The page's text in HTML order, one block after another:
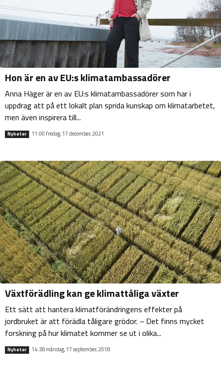
Hon är en av EU:s klimatambassadörer
Anna Häger är en av EU:s klimatambassadörer som har i
uppdrag att på ett lokalt plan sprida kunskap om klimatarbetet,
men även inspirera till...
Nyheter 11:00 fredag, 17 december, 2021
Växtförädling kan ge klimattåliga växter
Ett sätt att hantera klimatförändringens effekter på
jordbruket är att förädla tåligare grödor. – Det finns mycket
forskning på hur klimatet kommer se ut i olika...
Nyheter 14:38 måndag, 17 september, 2018